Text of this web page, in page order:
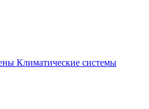
Климатические системы